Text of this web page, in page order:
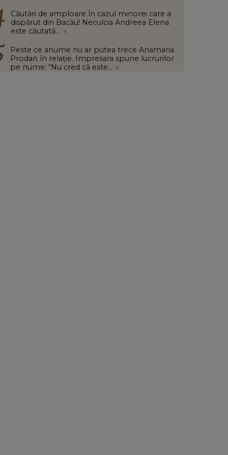
Căutări de amploare în cazul minorei care a
dispărut din Bacău! Neculcia Andreea Elena
este căutată... »
Peste ce anume nu ar putea trece Anamaria
Prodan în relație. Impresara spune lucrurilor
pe nume: “Nu cred că este... »